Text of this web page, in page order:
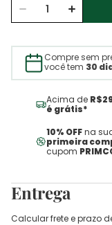
Compre sem
você tem 30
Acima de
é grátis*
10% OFFna
primeira
cupom
Entrega
Calcular frete e prazo